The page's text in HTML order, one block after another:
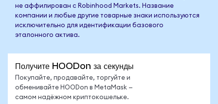
не аффилирован с Robinhood Markets. Название
компании и любые другие товарные знаки используются
исключительно для идентификации базового
эталонного актива.
Получите HOODon за секунды
Покупайте, продавайте, торгуйте и
обменивайте HOODon в MetaMask —
самом надёжном криптокошельке.